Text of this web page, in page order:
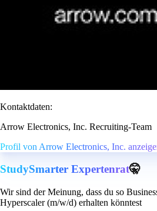
Kontaktdaten:
Arrow Electronics, Inc. Recruiting-Team
Profil von Arrow Electronics, Inc.
StudySmarter Expertenrat🤫
Wir sind der Meinung, dass du so
Hyperscaler (m/w/d) erhalten könntest